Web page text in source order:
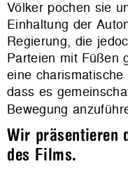
Völker pochen sie
Einhaltung der
Regierung, die
Parteien mit Füßen
eine
dass es
Bewegung
Wir präsentieren
des Films.